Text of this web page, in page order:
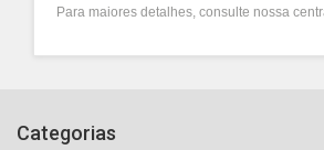
Para maiores detalhes, consulte nossa
Categorias